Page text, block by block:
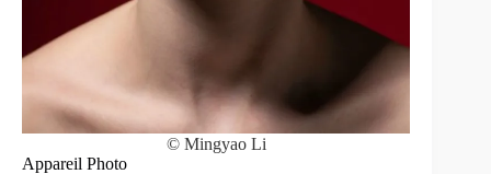
© Mingyao Li
Appareil Photo